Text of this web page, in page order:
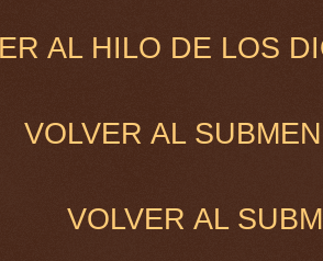
AL HILO DE LOS
VOLVER AL
VOLVER AL